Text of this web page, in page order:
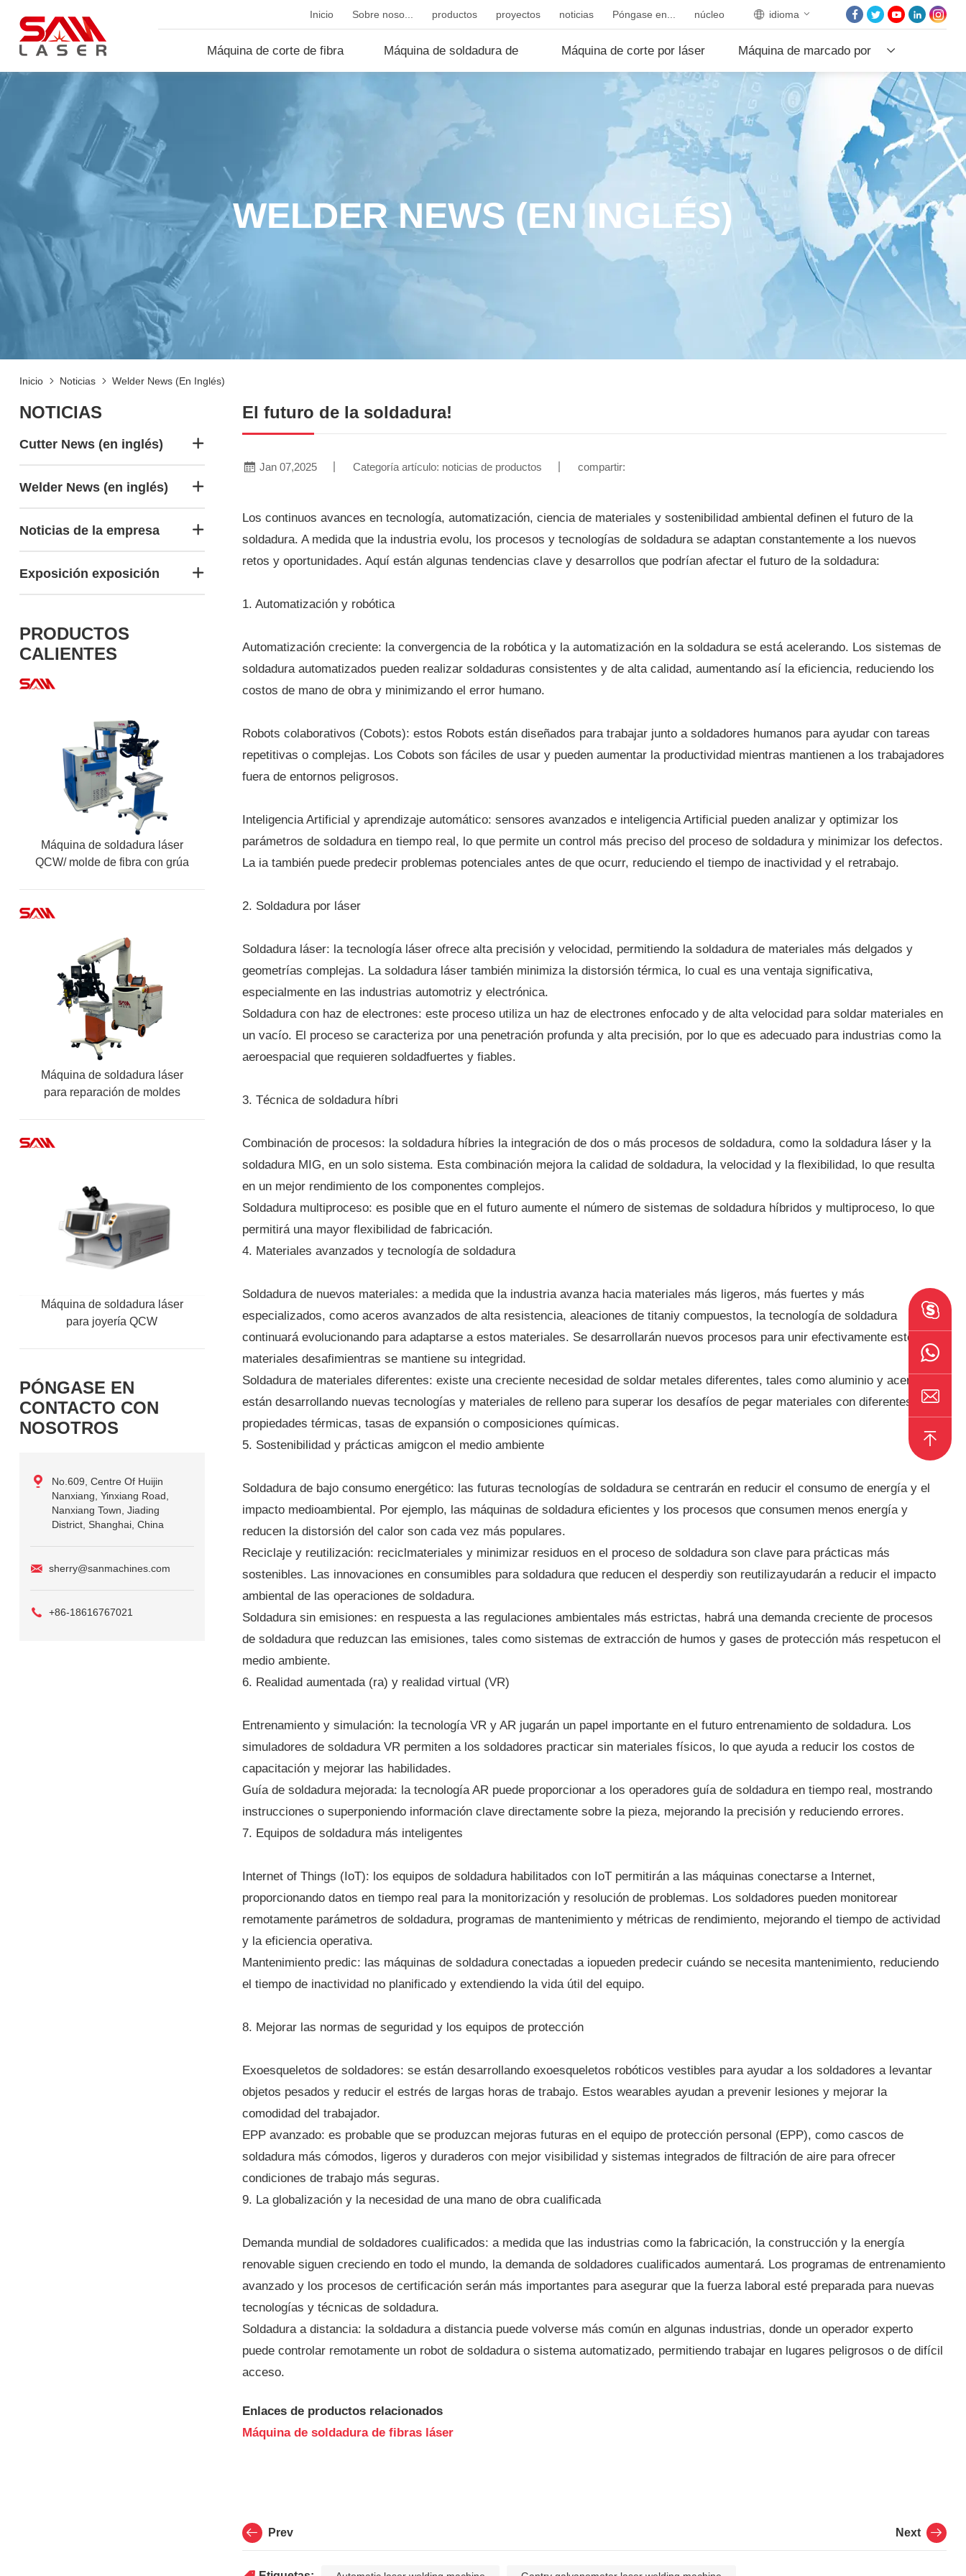
idioma
Inicio Sobre noso... productos proyectos noticias Póngase en... núcleo
Máquina de corte de fibra Máquina de soldadura de Máquina de corte por láser Máquina de marcado por
láser
INICIO
SOBRE NOSOTROS
PRODUCTOS
PROYECTOS
NOTICIAS
PÓNGASE EN
CON NOSOTROS
NÚCLEO
WELDER NEWS (EN INGLÉS)
Inicio Noticias Welder News (en Inglés)
NOTICIAS
Cutter News (en inglés)
Welder News (en inglés)
Noticias de la empresa
Exposición exposición
PRODUCTOS
CALIENTES
Máquina de soldadura láser
QCW/ molde de fibra con grúa
Máquina de soldadura láser
para reparación de moldes
Máquina de soldadura láser
para joyería QCW
PÓNGASE EN
CONTACTO CON
NOSOTROS
No.609, Centre Of Huijin
Nanxiang, Yinxiang Road,
Nanxiang Town, Jiading
District, Shanghai, China
sherry@sanmachines.com
+86-18616767021
El futuro de la soldadura!
Jan 07,2025 Categoría artículo: noticias de productos compartir:
Los continuos avances en tecnología, automatización, ciencia de materiales y sostenibilidad ambiental definen el futuro de la
soldadura. A medida que la industria evolu, los procesos y tecnologías de soldadura se adaptan constantemente a los nuevos
retos y oportunidades. Aquí están algunas tendencias clave y desarrollos que podrían afectar el futuro de la soldadura:
1. Automatización y robótica
Automatización creciente: la convergencia de la robótica y la automatización en la soldadura se está acelerando. Los sistemas de
soldadura automatizados pueden realizar soldaduras consistentes y de alta calidad, aumentando así la eficiencia, reduciendo los
costos de mano de obra y minimizando el error humano.
Robots colaborativos (Cobots): estos Robots están diseñados para trabajar junto a soldadores humanos para ayudar con tareas
repetitivas o complejas. Los Cobots son fáciles de usar y pueden aumentar la productividad mientras mantienen a los trabajadores
fuera de entornos peligrosos.
Inteligencia Artificial y aprendizaje automático: sensores avanzados e inteligencia Artificial pueden analizar y optimizar los
parámetros de soldadura en tiempo real, lo que permite un control más preciso del proceso de soldadura y minimizar los defectos.
La ia también puede predecir problemas potenciales antes de que ocurr, reduciendo el tiempo de inactividad y el retrabajo.
2. Soldadura por láser
Soldadura láser: la tecnología láser ofrece alta precisión y velocidad, permitiendo la soldadura de materiales más delgados y
geometrías complejas. La soldadura láser también minimiza la distorsión térmica, lo cual es una ventaja significativa,
especialmente en las industrias automotriz y electrónica.
Soldadura con haz de electrones: este proceso utiliza un haz de electrones enfocado y de alta velocidad para soldar materiales en
un vacío. El proceso se caracteriza por una penetración profunda y alta precisión, por lo que es adecuado para industrias como la
aeroespacial que requieren soldadfuertes y fiables.
3. Técnica de soldadura híbri
Combinación de procesos: la soldadura híbries la integración de dos o más procesos de soldadura, como la soldadura láser y la
soldadura MIG, en un solo sistema. Esta combinación mejora la calidad de soldadura, la velocidad y la flexibilidad, lo que resulta
en un mejor rendimiento de los componentes complejos.
Soldadura multiproceso: es posible que en el futuro aumente el número de sistemas de soldadura híbridos y multiproceso, lo que
permitirá una mayor flexibilidad de fabricación.
4. Materiales avanzados y tecnología de soldadura
Soldadura de nuevos materiales: a medida que la industria avanza hacia materiales más ligeros, más fuertes y más
especializados, como aceros avanzados de alta resistencia, aleaciones de titaniy compuestos, la tecnología de soldadura
continuará evolucionando para adaptarse a estos materiales. Se desarrollarán nuevos procesos para unir efectivamente estos
materiales desafimientras se mantiene su integridad.
Soldadura de materiales diferentes: existe una creciente necesidad de soldar metales diferentes, tales como aluminio y acero. Se
están desarrollando nuevas tecnologías y materiales de relleno para superar los desafíos de pegar materiales con diferentes
propiedades térmicas, tasas de expansión o composiciones químicas.
5. Sostenibilidad y prácticas amigcon el medio ambiente
Soldadura de bajo consumo energético: las futuras tecnologías de soldadura se centrarán en reducir el consumo de energía y el
impacto medioambiental. Por ejemplo, las máquinas de soldadura eficientes y los procesos que consumen menos energía y
reducen la distorsión del calor son cada vez más populares.
Reciclaje y reutilización: reciclmateriales y minimizar residuos en el proceso de soldadura son clave para prácticas más
sostenibles. Las innovaciones en consumibles para soldadura que reducen el desperdiy son reutilizayudarán a reducir el impacto
ambiental de las operaciones de soldadura.
Soldadura sin emisiones: en respuesta a las regulaciones ambientales más estrictas, habrá una demanda creciente de procesos
de soldadura que reduzcan las emisiones, tales como sistemas de extracción de humos y gases de protección más respetucon el
medio ambiente.
6. Realidad aumentada (ra) y realidad virtual (VR)
Entrenamiento y simulación: la tecnología VR y AR jugarán un papel importante en el futuro entrenamiento de soldadura. Los
simuladores de soldadura VR permiten a los soldadores practicar sin materiales físicos, lo que ayuda a reducir los costos de
capacitación y mejorar las habilidades.
Guía de soldadura mejorada: la tecnología AR puede proporcionar a los operadores guía de soldadura en tiempo real, mostrando
instrucciones o superponiendo información clave directamente sobre la pieza, mejorando la precisión y reduciendo errores.
7. Equipos de soldadura más inteligentes
Internet of Things (IoT): los equipos de soldadura habilitados con IoT permitirán a las máquinas conectarse a Internet,
proporcionando datos en tiempo real para la monitorización y resolución de problemas. Los soldadores pueden monitorear
remotamente parámetros de soldadura, programas de mantenimiento y métricas de rendimiento, mejorando el tiempo de actividad
y la eficiencia operativa.
Mantenimiento predic: las máquinas de soldadura conectadas a iopueden predecir cuándo se necesita mantenimiento, reduciendo
el tiempo de inactividad no planificado y extendiendo la vida útil del equipo.
8. Mejorar las normas de seguridad y los equipos de protección
Exoesqueletos de soldadores: se están desarrollando exoesqueletos robóticos vestibles para ayudar a los soldadores a levantar
objetos pesados y reducir el estrés de largas horas de trabajo. Estos wearables ayudan a prevenir lesiones y mejorar la
comodidad del trabajador.
EPP avanzado: es probable que se produzcan mejoras futuras en el equipo de protección personal (EPP), como cascos de
soldadura más cómodos, ligeros y duraderos con mejor visibilidad y sistemas integrados de filtración de aire para ofrecer
condiciones de trabajo más seguras.
9. La globalización y la necesidad de una mano de obra cualificada
Demanda mundial de soldadores cualificados: a medida que las industrias como la fabricación, la construcción y la energía
renovable siguen creciendo en todo el mundo, la demanda de soldadores cualificados aumentará. Los programas de entrenamiento
avanzado y los procesos de certificación serán más importantes para asegurar que la fuerza laboral esté preparada para nuevas
tecnologías y técnicas de soldadura.
Soldadura a distancia: la soldadura a distancia puede volverse más común en algunas industrias, donde un operador experto
puede controlar remotamente un robot de soldadura o sistema automatizado, permitiendo trabajar en lugares peligrosos o de difícil
acceso.
Enlaces de productos relacionados
Máquina de soldadura de fibras láser
Prev Next